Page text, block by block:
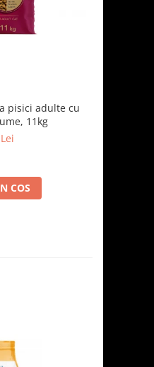
pisici adulte cu
11kg
COS